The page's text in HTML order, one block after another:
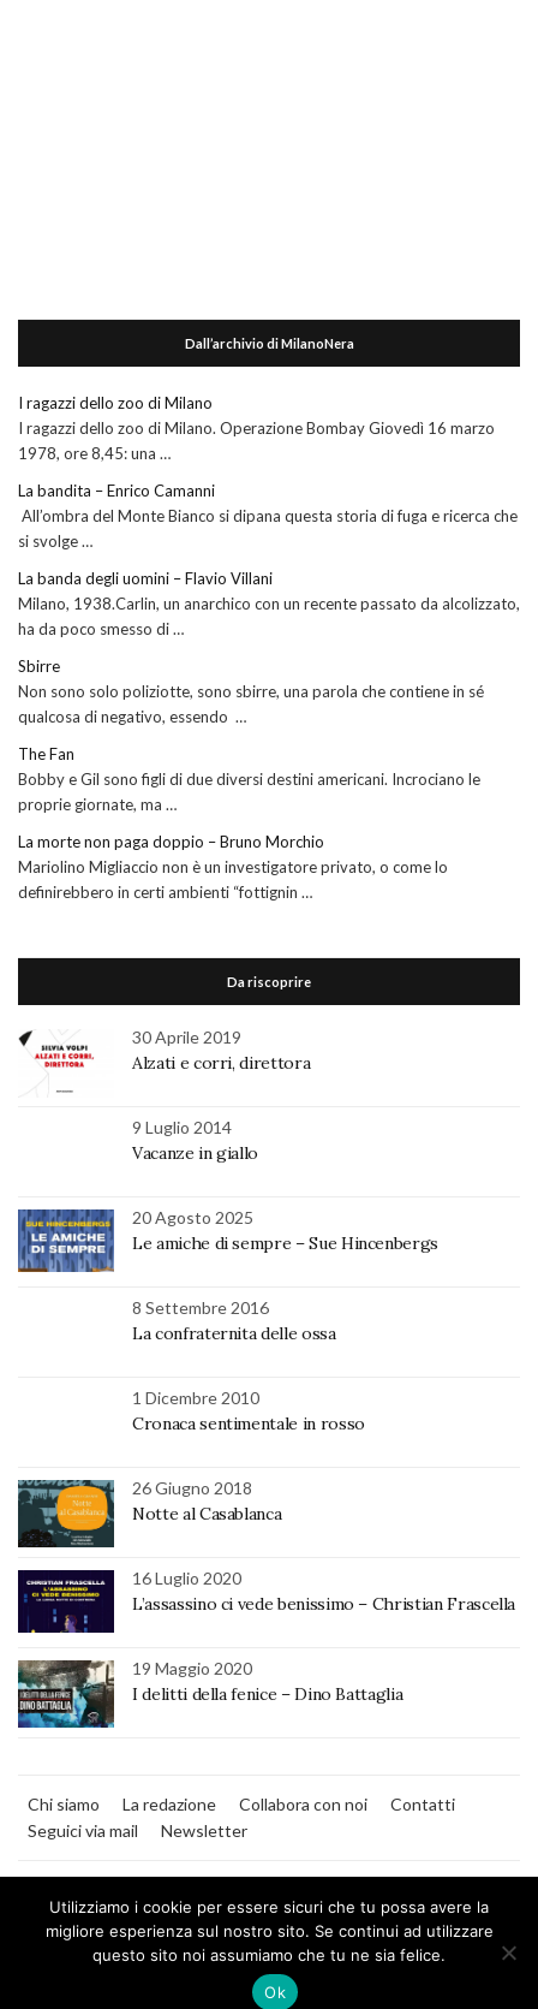
Dall’archivio di MilanoNera
I ragazzi dello zoo di Milano
I ragazzi dello zoo di Milano. Operazione Bombay Giovedì 16 marzo
1978, ore 8,45: una …
La bandita – Enrico Camanni
All’ombra del Monte Bianco si dipana questa storia di fuga e ricerca che
si svolge …
La banda degli uomini – Flavio Villani
Milano, 1938.Carlin, un anarchico con un recente passato da alcolizzato,
ha da poco smesso di …
Sbirre
Non sono solo poliziotte, sono sbirre, una parola che contiene in sé
qualcosa di negativo, essendo …
The Fan
Bobby e Gil sono figli di due diversi destini americani. Incrociano le
proprie giornate, ma …
La morte non paga doppio – Bruno Morchio
Mariolino Migliaccio non è un investigatore privato, o come lo
definirebbero in certi ambienti “fottignin …
Da riscoprire
30 Aprile 2019
Alzati e corri, direttora
9 Luglio 2014
Vacanze in giallo
20 Agosto 2025
Le amiche di sempre – Sue Hincenbergs
8 Settembre 2016
La confraternita delle ossa
1 Dicembre 2010
Cronaca sentimentale in rosso
26 Giugno 2018
Notte al Casablanca
16 Luglio 2020
L’assassino ci vede benissimo – Christian Frascella
19 Maggio 2020
I delitti della fenice – Dino Battaglia
Chi siamo La redazione Collabora con noi
Contatti
Seguici via mail
Newsletter
MilanoNera
Utilizziamo i cookie per essere sicuri che tu possa avere la
migliore esperienza sul nostro sito. Se continui ad utilizzare
questo sito noi assumiamo che tu ne sia felice.
Ok